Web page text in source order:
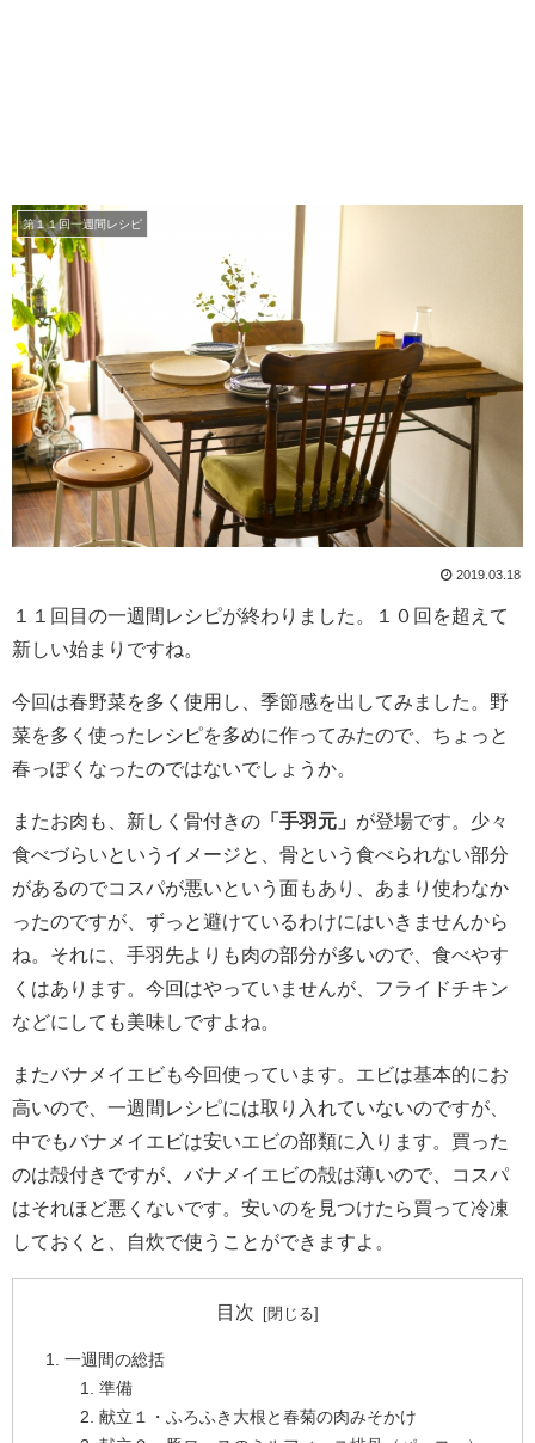
第１１回一週間レシピ
2019.03.18
１１回目の一週間レシピが終わりました。１０回を超えて
新しい始まりですね。
今回は春野菜を多く使用し、季節感を出してみました。野
菜を多く使ったレシピを多めに作ってみたので、ちょっと
春っぽくなったのではないでしょうか。
またお肉も、新しく骨付きの 「手羽元」 が登場です。少々
食べづらいというイメージと、骨という食べられない部分
があるのでコスパが悪いという面もあり、あまり使わなか
ったのですが、ずっと避けているわけにはいきませんから
ね。それに、手羽先よりも肉の部分が多いので、食べやす
くはあります。今回はやっていませんが、フライドチキン
などにしても美味しですよね。
またバナメイエビも今回使っています。エビは基本的にお
高いので、一週間レシピには取り入れていないのですが、
中でもバナメイエビは安いエビの部類に入ります。買った
のは殻付きですが、バナメイエビの殻は薄いので、コスパ
はそれほど悪くないです。安いのを見つけたら買って冷凍
しておくと、自炊で使うことができますよ。
目次
一週間の総括
準備
献立１・ふろふき大根と春菊の肉みそかけ